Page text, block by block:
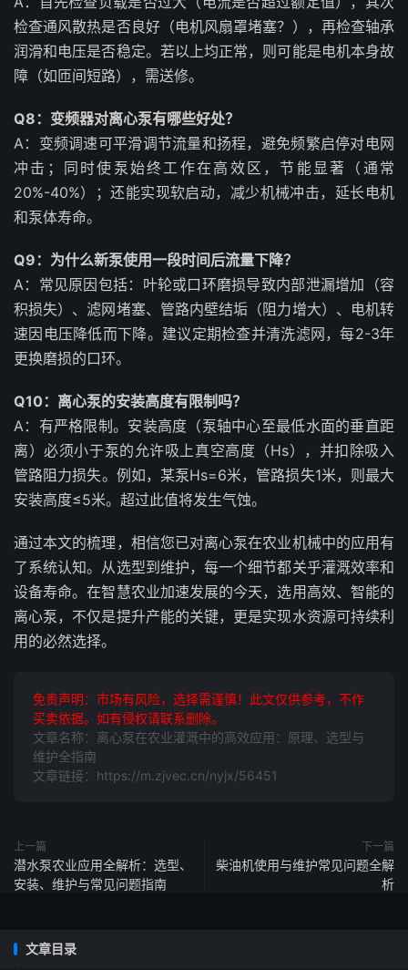
检查通风散热是否良好（电机风扇罩堵塞？），再检查轴承
润滑和电压是否稳定。若以上均正常，则可能是电机本身故
障（如匝间短路），需送修。
Q8：变频器对离心泵有哪些好处？
A：变频调速可平滑调节流量和扬程，避免频繁启停对电网
冲击；同时使泵始终工作在高效区，节能显著（通常
20%-40%）；还能实现软启动，减少机械冲击，延长电机
和泵体寿命。
Q9：为什么新泵使用一段时间后流量下降？
A：常见原因包括：叶轮或口环磨损导致内部泄漏增加（容
积损失）、滤网堵塞、管路内壁结垢（阻力增大）、电机转
速因电压降低而下降。建议定期检查并清洗滤网，每2-3年
更换磨损的口环。
Q10：离心泵的安装高度有限制吗？
A：有严格限制。安装高度（泵轴中心至最低水面的垂直距
离）必须小于泵的允许吸上真空高度（Hs），并扣除吸入
管路阻力损失。例如，某泵Hs=6米，管路损失1米，则最大
安装高度≤5米。超过此值将发生气蚀。
通过本文的梳理，相信您已对离心泵在农业机械中的应用有
了系统认知。从选型到维护，每一个细节都关乎灌溉效率和
设备寿命。在智慧农业加速发展的今天，选用高效、智能的
离心泵，不仅是提升产能的关键，更是实现水资源可持续利
用的必然选择。
免责声明：市场有风险，选择需谨慎！此文仅供参考，不作
买卖依据。如有侵权请联系删除。
文章名称：离心泵在农业灌溉中的高效应用：原理、选型与
维护全指南
文章链接：https://m.zjvec.cn/nyjx/56451
上一篇
潜水泵农业应用全解析：选型、
安装、维护与常见问题指南
下一篇
柴油机使用与维护常见问题全解
析
文章目录